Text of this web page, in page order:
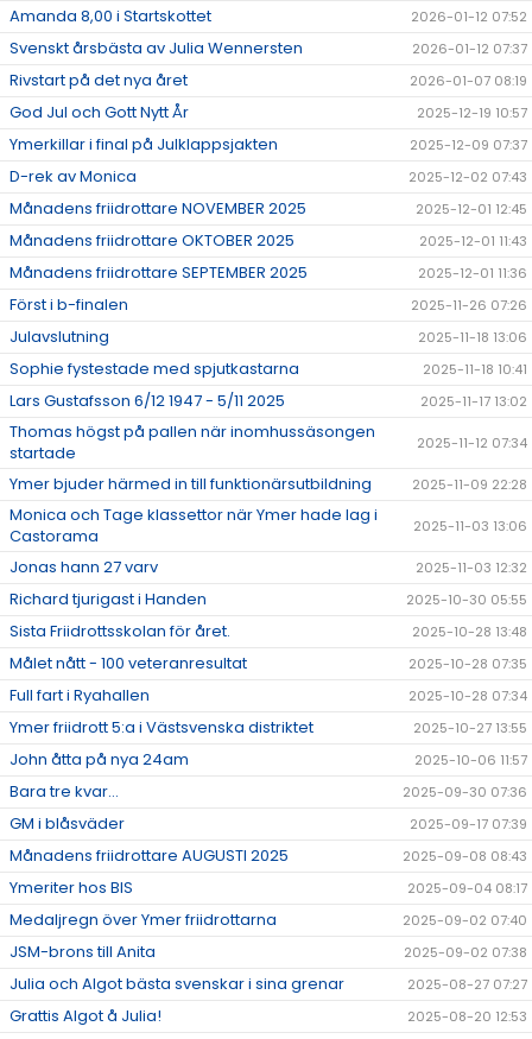
Amanda 8,00 i Startskottet 2026-01-12 07:52
Svenskt årsbästa av Julia Wennersten 2026-01-12 07:37
Rivstart på det nya året 2026-01-07 08:19
God Jul och Gott Nytt År 2025-12-19 10:57
Ymerkillar i final på Julklappsjakten 2025-12-09 07:37
D-rek av Monica 2025-12-02 07:43
Månadens friidrottare NOVEMBER 2025 2025-12-01 12:45
Månadens friidrottare OKTOBER 2025 2025-12-01 11:43
Månadens friidrottare SEPTEMBER 2025 2025-12-01 11:36
Först i b-finalen 2025-11-26 07:26
Julavslutning 2025-11-18 13:06
Sophie fystestade med spjutkastarna 2025-11-18 10:41
Lars Gustafsson 6/12 1947 - 5/11 2025 2025-11-17 13:02
Thomas högst på pallen när inomhussäsongen
startade
2025-11-12 07:34
Ymer bjuder härmed in till funktionärsutbildning 2025-11-09 22:28
Monica och Tage klassettor när Ymer hade lag i
Castorama
2025-11-03 13:06
Jonas hann 27 varv 2025-11-03 12:32
Richard tjurigast i Handen 2025-10-30 05:55
Sista Friidrottsskolan för året. 2025-10-28 13:48
Målet nått - 100 veteranresultat 2025-10-28 07:35
Full fart i Ryahallen 2025-10-28 07:34
Ymer friidrott 5:a i Västsvenska distriktet 2025-10-27 13:55
John åtta på nya 24am 2025-10-06 11:57
Bara tre kvar... 2025-09-30 07:36
GM i blåsväder 2025-09-17 07:39
Månadens friidrottare AUGUSTI 2025 2025-09-08 08:43
Ymeriter hos BIS 2025-09-04 08:17
Medaljregn över Ymer friidrottarna 2025-09-02 07:40
JSM-brons till Anita 2025-09-02 07:38
Julia och Algot bästa svenskar i sina grenar 2025-08-27 07:27
Grattis Algot å Julia! 2025-08-20 12:53